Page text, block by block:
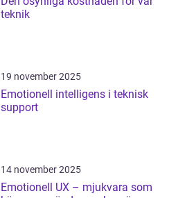
teknik
19 november 2025
Emotionell intelligens i teknisk
support
14 november 2025
Emotionell UX – mjukvara som